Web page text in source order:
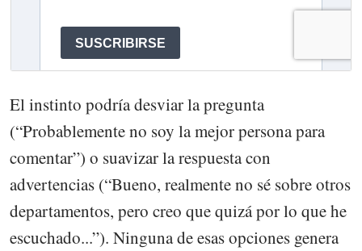
El instinto podría desviar la pregunta
(“Probablemente no soy la mejor persona para
comentar”) o suavizar la respuesta con
advertencias (“Bueno, realmente no sé sobre otros
departamentos, pero creo que quizá por lo que he
escuchado...”). Ninguna de esas opciones genera